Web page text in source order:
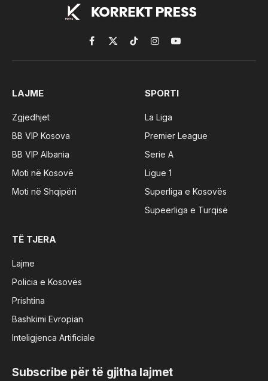
Facebook
X
(Twitter)
TikTokInstagramYouTube
LAJME
Zgjedhjet
BB VIP Kosova
BB VIP Albania
Moti në Kosovë
Moti në Shqipëri
SPORTI
La Liga
Premier League
Serie A
Ligue 1
Superliga e Kosovës
Supeerliga e Turqisë
TË TJERA
Lajme
Policia e Kosovës
Prishtina
Bashkimi Evropian
Inteligjenca Artificiale
Subscribe për të gjitha lajmet